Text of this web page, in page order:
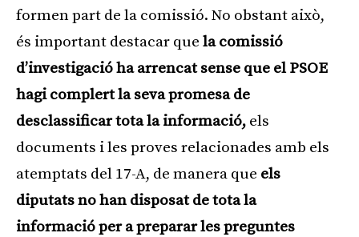
formen part de la comissió. No obstant això,
és important destacar que la comissió
d’investigació ha arrencat sense que el PSOE
hagi complert la seva promesa de
desclassificar tota la informació, els
documents i les proves relacionades amb els
atemptats del 17-A, de manera que els
diputats no han disposat de tota la
informació per a preparar les preguntes